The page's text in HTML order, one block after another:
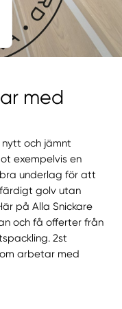
med
och jämnt
exempelvis en
underlag för att
golv utan
på Alla Snickare
och få offerter från
2st
arbetar med